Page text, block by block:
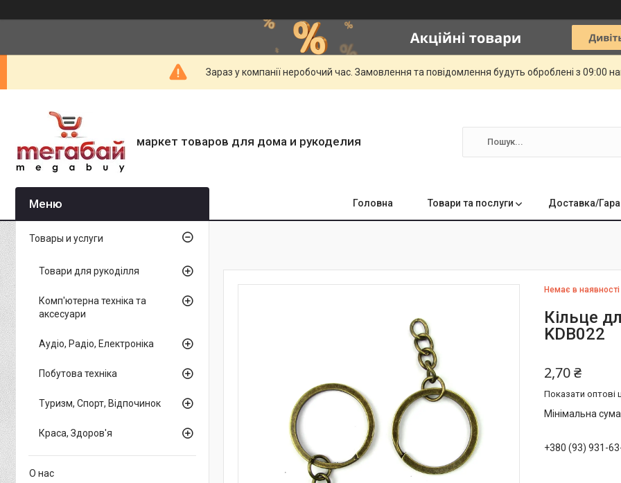
Зараз у компанії неробочий час. Замовлення та повідомлення будуть оброблені з 09:00
маркет товаров для дома и рукоделия
Головна Товари та послуги Доставка/
Немає в наявності
Кільце
KDB022
2,70 ₴
Показати оптові
Мінімальна
+380 (93) 931-
Товары и услуги
Товари для рукоділля
Комп'ютерна техніка та
аксесуари
Аудіо, Радіо, Електроніка
Побутова техніка
Туризм, Спорт, Відпочинок
Краса, Здоров'я
О нас